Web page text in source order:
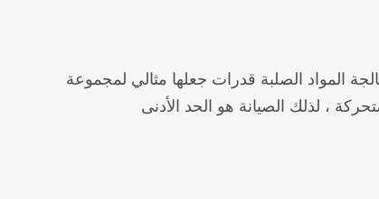
المواد الصلبة قدرات جعلها مثالي لمجموعة